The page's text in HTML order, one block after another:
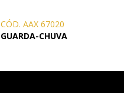
CÓD. AAX 67020
GUARDA-CHUVA